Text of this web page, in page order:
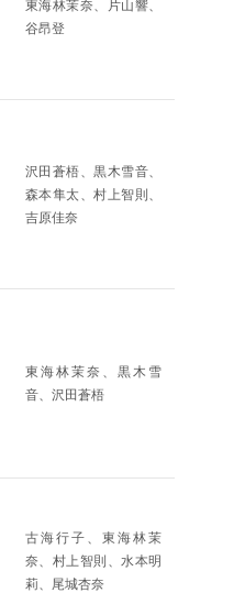
東海林茉奈、片山響、
谷昂登
沢田蒼梧、黒木雪音、
森本隼太、村上智則、
吉原佳奈
東海林茉奈、黒木雪
音、沢田蒼梧
古海行子、東海林茉
奈、村上智則、水本明
莉、尾城杏奈